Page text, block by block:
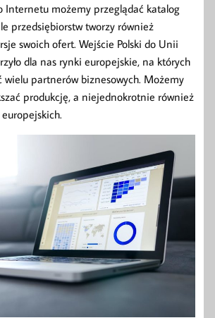
Internetu możemy przeglądać katalog
przedsiębiorstw tworzy również
swoich ofert. Wejście Polski do Unii
dla nas rynki europejskie, na których
wielu partnerów biznesowych. Możemy
produkcję, a niejednokrotnie również